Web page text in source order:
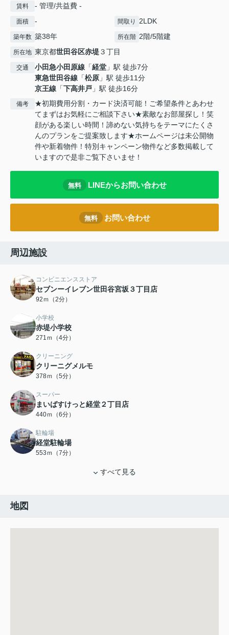
賃料 - 管理/共益費 -
面積 - 間取り 2LDK
築年数 築38年 所在階 2階/5階建
所在地 東京都世田谷区赤堤３丁目
交通 小田急小田原線 「経堂 」駅 徒歩7分
東急世田谷線 「松原 」駅 徒歩11分
京王線 「下高井戸 」駅 徒歩16分
備考
★初期費用分割・カード決済可能！ご希望条件とあわせ
てまずはお気軽にご相談下さい★素敵なお部屋探し！笑
顔がある楽しい時間！諦めない気持ちをテーマにたくさ
んのプランをご提案致します★ホームページは未公開物
件や新着物件！特別キャンペーン物件など多数掲載して
いますので是非ご覧下さいませ！
無料 LINEからお問い合わせ
無料 お問い合わせ
周辺施設
コンビニエンスストア
セブンーイレブン世田谷宮坂３丁目店
92ｍ（2分）
小学校
赤堤小学校
271ｍ（4分）
クリーニング
クリーニグメルモ
378ｍ（5分）
スーパー
まいばすけっと経堂２丁目店
440ｍ（6分）
駐輪場
経堂駐輪場
553ｍ（7分）
すべて見る
地図